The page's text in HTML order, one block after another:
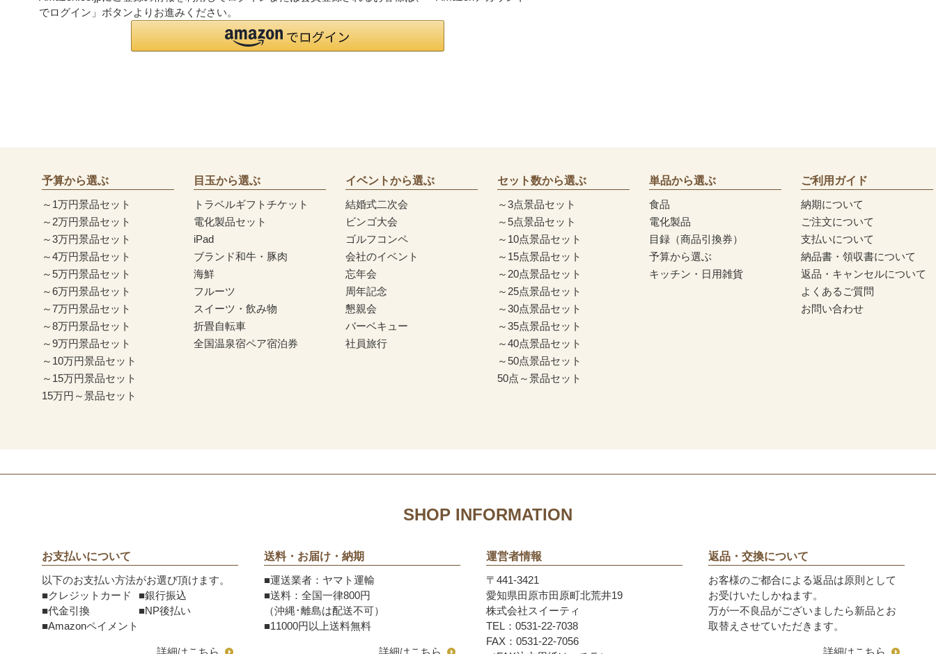
でログイン」ボタンよりお進みください。
予算から選ぶ
～1万円景品セット
～2万円景品セット
～3万円景品セット
～4万円景品セット
～5万円景品セット
～6万円景品セット
～7万円景品セット
～8万円景品セット
～9万円景品セット
～10万円景品セット
～15万円景品セット
15万円～景品セット
目玉から選ぶ
トラベルギフトチケット
電化製品セット
iPad
ブランド和牛・豚肉
海鮮
フルーツ
スイーツ・飲み物
折畳自転車
全国温泉宿ペア宿泊券
イベントから選ぶ
結婚式二次会
ビンゴ大会
ゴルフコンペ
会社のイベント
忘年会
周年記念
懇親会
バーベキュー
社員旅行
セット数から選ぶ
～3点景品セット
～5点景品セット
～10点景品セット
～15点景品セット
～20点景品セット
～25点景品セット
～30点景品セット
～35点景品セット
～40点景品セット
～50点景品セット
50点～景品セット
単品から選ぶ
食品
電化製品
目録（商品引換券）
予算から選ぶ
キッチン・日用雑貨
ご利用ガイド
納期について
ご注文について
支払いについて
納品書・領収書について
返品・キャンセルについて
よくあるご質問
お問い合わせ
SHOP INFORMATION
お支払いについて
以下のお支払い方法がお選び頂けます。
■クレジットカード
■銀行振込
■代金引換
■NP後払い
■Amazonペイメント
送料・お届け・納期
■運送業者：ヤマト運輸
■送料：全国一律800円
（沖縄･離島は配送不可）
■11000円以上送料無料
運営者情報
〒441-3421
愛知県田原市田原町北荒井19
株式会社スイーティ
TEL：0531-22-7038
FAX：0531-22-7056
返品・交換について
お客様のご都合による返品は原則として
お受けいたしかねます。
万が一不良品がございましたら新品とお
取替えさせていただきます。